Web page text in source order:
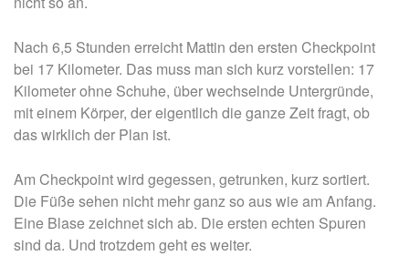
Nach 6,5 Stunden erreicht Mattin den ersten Checkpoint
bei 17 Kilometer. Das muss man sich kurz vorstellen: 17
Kilometer ohne Schuhe, über wechselnde Untergründe,
mit einem Körper, der eigentlich die ganze Zeit fragt, ob
das wirklich der Plan ist.
Am Checkpoint wird gegessen, getrunken, kurz sortiert.
Die Füße sehen nicht mehr ganz so aus wie am Anfang.
Eine Blase zeichnet sich ab. Die ersten echten Spuren
sind da. Und trotzdem geht es weiter.